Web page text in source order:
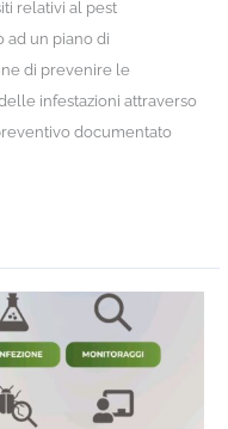
relativi al pest
ad un piano di
di prevenire le
infestazioni attraverso
documentato